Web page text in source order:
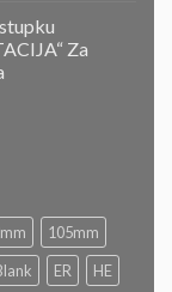
Za
105mm
ER
HE